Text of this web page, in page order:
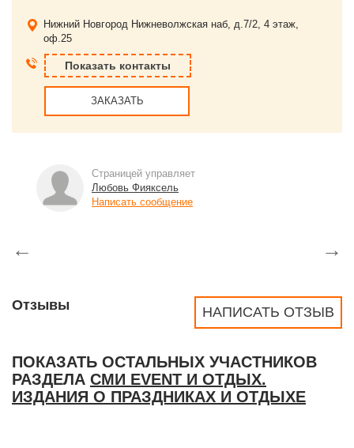
Нижний Новгород Нижневолжская наб, д.7/2, 4 этаж,
оф.25
Показать контакты
ЗАКАЗАТЬ
Страницей управляет
Любовь Фияксель
Написать сообщение
← →
НАПИСАТЬ ОТЗЫВ
Отзывы
ПОКАЗАТЬ ОСТАЛЬНЫХ УЧАСТНИКОВ
РАЗДЕЛА СМИ EVENT И ОТДЫХ.
ИЗДАНИЯ О ПРАЗДНИКАХ И ОТДЫХЕ